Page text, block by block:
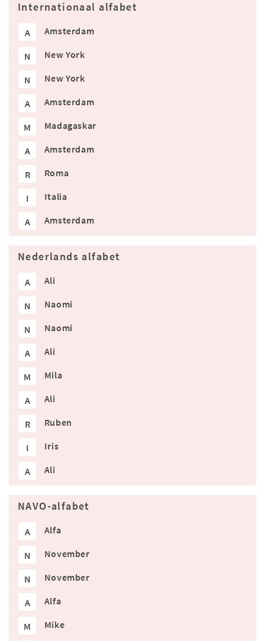
Internationaal alfabet
A Amsterdam
N New York
N New York
A Amsterdam
M Madagaskar
A Amsterdam
R Roma
I Italia
A Amsterdam
Nederlands alfabet
A Ali
N Naomi
N Naomi
A Ali
M Mila
A Ali
R Ruben
I Iris
A Ali
NAVO-alfabet
A Alfa
N November
N November
A Alfa
M Mike